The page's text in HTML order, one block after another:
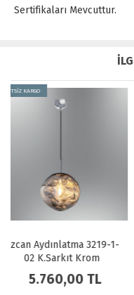
Sertifikaları Mevcuttur.
ÜCRETSİZ KARGO
Özcan Aydınlatma
Tek Spotlu Plafonyer
4.050,00 TL